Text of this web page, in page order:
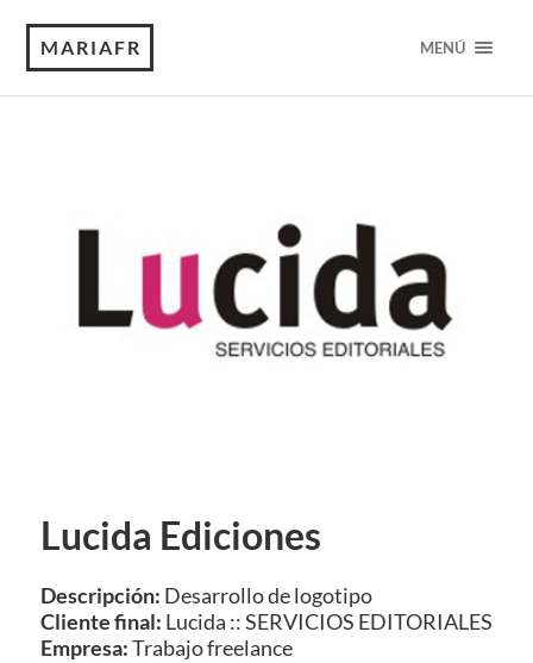
MARIAFR MENÚ
Lucida Ediciones
Descripción: Desarrollo de logotipo
Cliente final: Lucida :: SERVICIOS EDITORIALES
Empresa:Trabajo freelance